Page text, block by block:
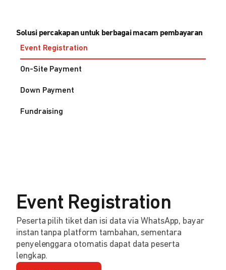
Solusi percakapan untuk berbagai macam pembayaran
Event Registration
On-Site Payment
Down Payment
Fundraising
Event Registration
Peserta pilih tiket dan isi data via WhatsApp, bayar
instan tanpa platform tambahan, sementara
penyelenggara otomatis dapat data peserta
lengkap.